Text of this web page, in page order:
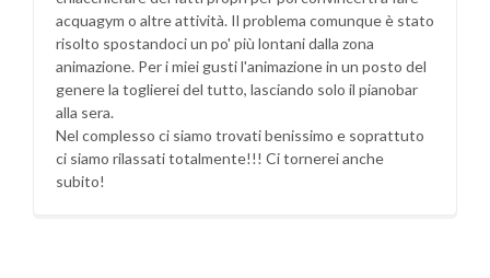
acquagym o altre attività. Il problema comunque è stato
risolto spostandoci un po' più lontani dalla zona
animazione. Per i miei gusti l'animazione in un posto del
genere la toglierei del tutto, lasciando solo il pianobar
alla sera.
Nel complesso ci siamo trovati benissimo e soprattuto
ci siamo rilassati totalmente!!! Ci tornerei anche
subito!